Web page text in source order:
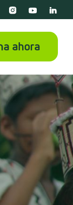
ahora